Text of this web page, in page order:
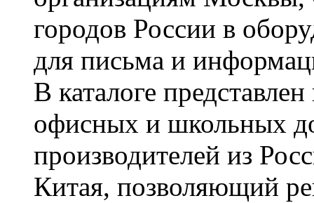
городов России в
для письма и
В каталоге
офисных и школьных
производителей из
Китая, позволяющий